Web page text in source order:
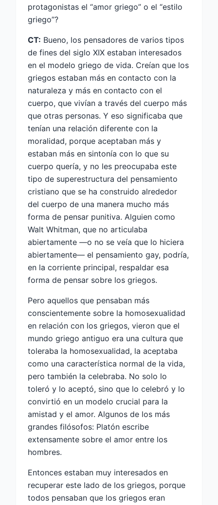
protagonistas el “amor griego” o el “estilo
griego”?
CT: Bueno, los pensadores de varios tipos
de fines del siglo XIX estaban interesados ​​​​
en el modelo griego de vida. Creían que los
griegos estaban más en contacto con la
naturaleza y más en contacto con el
cuerpo, que vivían a través del cuerpo más
que otras personas. Y eso significaba que
tenían una relación diferente con la
moralidad, porque aceptaban más y
estaban más en sintonía con lo que su
cuerpo quería, y no les preocupaba este
tipo de superestructura del pensamiento
cristiano que se ha construido alrededor
del cuerpo de una manera mucho más
forma de pensar punitiva. Alguien como
Walt Whitman, que no articulaba
abiertamente —o no se veía que lo hiciera
abiertamente— el pensamiento gay, podría,
en la corriente principal, respaldar esa
forma de pensar sobre los griegos.
Pero aquellos que pensaban más
conscientemente sobre la homosexualidad
en relación con los griegos, vieron que el
mundo griego antiguo era una cultura que
toleraba la homosexualidad, la aceptaba
como una característica normal de la vida,
pero también la celebraba. No solo lo
toleró y lo aceptó, sino que lo celebró y lo
convirtió en un modelo crucial para la
amistad y el amor. Algunos de los más
grandes filósofos: Platón escribe
extensamente sobre el amor entre los
hombres.
Entonces estaban muy interesados ​​en
recuperar este lado de los griegos, porque
todos pensaban que los griegos eran